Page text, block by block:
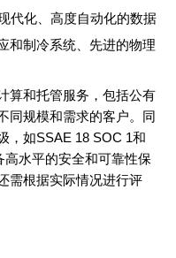
代化、高度自动化的数据
和制冷系统、先进的物理
算和托管服务，包括公有
同规模和需求的客户。同
，如SSAE 18 SOC 1和
高水平的安全和可靠性保
需根据实际情况进行评